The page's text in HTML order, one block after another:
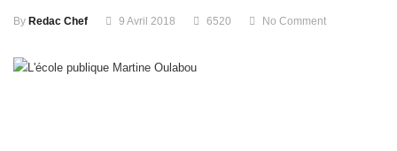
By Redac Chef 9 Avril 2018 6520 No Comment